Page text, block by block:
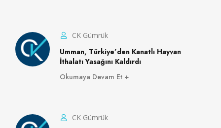
CK Gümrük
Umman, Türkiye’den Kanatlı Hayvan
İthalatı Yasağını Kaldırdı
Okumaya Devam Et
CK Gümrük